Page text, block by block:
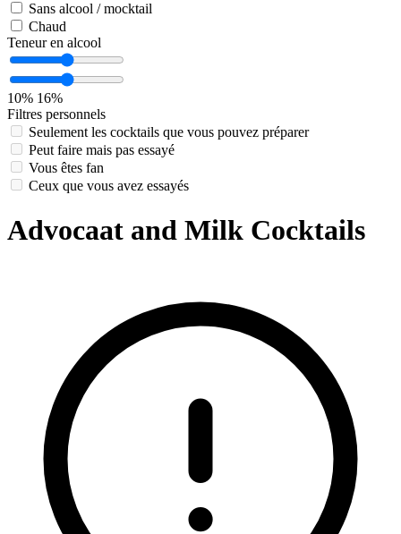
Sans alcool / mocktail
Chaud
Teneur en alcool
10% 16%
Filtres personnels
Seulement les cocktails que vous pouvez préparer
Peut faire mais pas essayé
Vous êtes fan
Ceux que vous avez essayés
Advocaat and Milk Cocktails